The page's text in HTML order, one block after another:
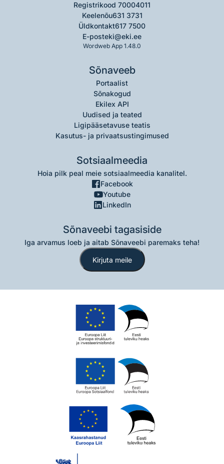
Registrikood 70004011
Keelenõu631 3731
Üldkontakt617 7500
E-posteki@eki.ee
Wordweb App 1.48.0
Sõnaveeb
Portaalist
Sõnakogud
Ekilex API
Uudised ja teated
Ligipääsetavuse teatis
Kasutus- ja privaatsustingimused
Sotsiaalmeedia
Hoia pilk peal meie sotsiaalmeedia kanalitel.
Facebook
Youtube
LinkedIn
Sõnaveebi tagasiside
Iga arvamus loeb ja aitab Sõnaveebi paremaks teha!
Kirjuta meile